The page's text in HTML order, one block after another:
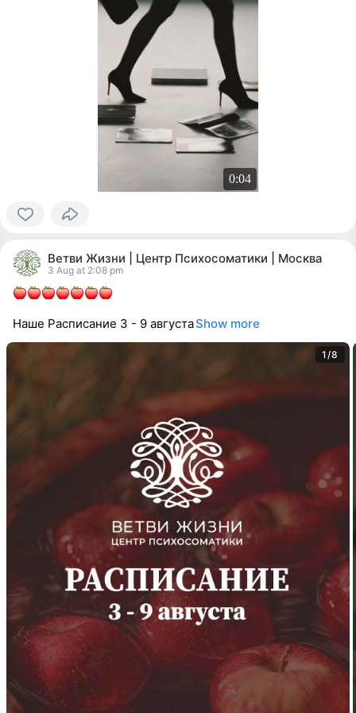
0:04
people
reacted Ветви Жизни | Центр Психосоматики | Москва
3 Aug at 2:08 pm
Наше Расписание 3 - 9 августаShow more
1/8